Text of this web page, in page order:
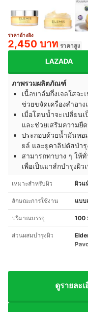
ราคาอ้างอิง
2,450 บาท ราคาสูง
LAZADA
ภาพรวมผลิตภัณฑ์
เนื้อบาล์มกึ่งเจลใสจ
ช่วยขจัดเครื่องสำอา
เมื่อโดนน้ำจะเปลี่ยน
และช่วยเสริมความยื
ประกอบด้วยน้ำมันหอ
ยล์ และยูคาลิปตัสบำ
สามารถทาบาง ๆ ให้
เพื่อเป็นมาส์กบำรุงผิว
เหมาะสำหรับผิว ผิวแ
ลักษณะการใช้งาน แบบ
ปริมาณบรรจุ 100
ส่วนผสมบำรุงผิว
ดูรายละ